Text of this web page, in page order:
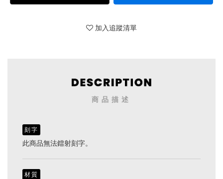
加入追蹤清單
商品描述
刻字
此商品無法鐳射刻字。
材質